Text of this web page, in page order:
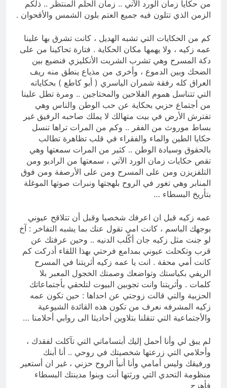
من حكايا زمان الورد الآتي .. زمان الحلم المنتظر .. ذلكم
الزمن الذي تتلون فيه جميع العتم بلون الشمس والأقحوان .
كم من الحكايات التي تشبه الهديل ، كانت تشرق بها علينا
عمه زكيه ، ولا يهمها مكان الحكاية . فتارة تحاكينا من على
دكة المسرح وهي تشرب الشربت الأنكليزي فنضيع بين
الضحك وبين الدموع ، وأخرى من مذياع ينطق منه ريف
العراق كله رفقة شمران الياسري ( أبو كاطع ) بحكاياته
التي تتناسل هموم الفلاحين والمحتاجين .. ومرة تطل علينا
من أجتماع حزبي بحكاية عن حب الوطن والناس وهي
تفترش الأرض في بيت متهالك لا يملك صاحبه الرفيق غير
بساط موروث من الفقر .. وكم من المرات تراها تنسل
حكايا الطين والماء والفقراء في قلب تظاهرة تطالب
بالحقوق وسيادة الوطن .. كثير من المرات سمعتها وهي
تقص حكايات زمان الورد الآتي ، سمعتها من الراديو ومن
التلفزيزن ومن على المسرح ومن على الأرصفة ومن فوق
المنابر وهي تغور في الروح بلهجتها ونبرات صوتها الموغلة
بتأريخ البسطاء …
عمه زكيه قبل ان اعرفك شخصيا وقبل أن تتلاقح عيوني
بوجهك الباسم ، كانت امي تقول عنك بما يشبه التفاخر : آخ
لو جنت مثل زكيه جان أكّلب الدنيه .. وحين عرفتك عن
قرب وتكحلت عيوني بمدامع فرحتي بهذا اللقاء أدركت كم
كانت أمي محقة . انت يا عمه زكيه أثريتنا في المسرح
الريفي بكياستك وتواضعك وصمتك الخجول المعبر بلا
كلمات . وأثريتنا وانت تجوبين البيوت لتلحقي بأجتماعاتك
الحزبية والتي قالت زوجتي عن احداها : حين تكون عمه
زكيه المشرفه نعرف من تكون هذه القائدة الشيوعية
والأجتماعية التي تنقلنا بتلاوين أحاديثا الى روابي أحلامنا …
لم يبق لي وأنا أحمل إليك أبتساماتي التي تآكلت لفقدك ،
وأحلامي التي زرعتها شخصيتك في روحي .. أنا أبنك
ورفيقك وليس أمامي وأنا أنبأ الروح حزني ، غير ان أستعير
منظومة التحدي التي ورثتها أنت وبنوا مدينتك البسطاء
فأهزج